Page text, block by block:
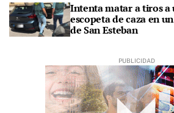
Intenta matar a tiros a
escopeta de caza en
de San Esteban